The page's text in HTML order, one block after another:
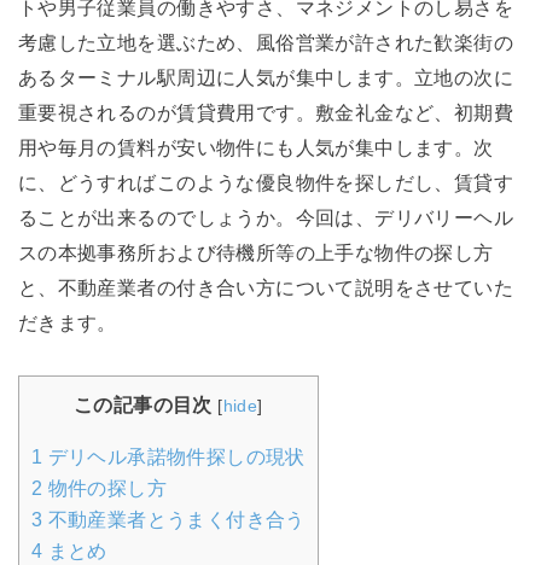
トや男子従業員の働きやすさ、マネジメントのし易さを
考慮した立地を選ぶため、風俗営業が許された歓楽街の
あるターミナル駅周辺に人気が集中します。立地の次に
重要視されるのが賃貸費用です。敷金礼金など、初期費
用や毎月の賃料が安い物件にも人気が集中します。次
に、どうすればこのような優良物件を探しだし、賃貸す
ることが出来るのでしょうか。今回は、デリバリーヘル
スの本拠事務所および待機所等の上手な物件の探し方
と、不動産業者の付き合い方について説明をさせていた
だきます。
この記事の目次 [hide]
1 デリヘル承諾物件探しの現状
2 物件の探し方
3 不動産業者とうまく付き合う
4 まとめ